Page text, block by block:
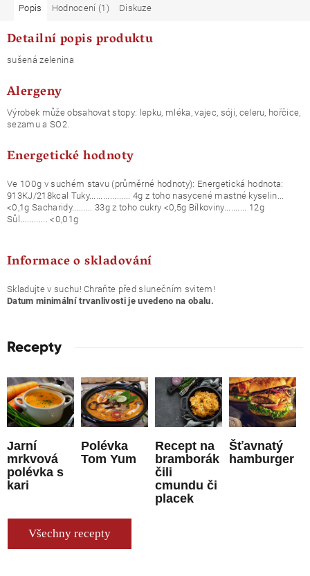
Popis Hodnocení (1) Diskuze
Detailní popis produktu
sušená zelenina
Alergeny
Výrobek může obsahovat stopy: lepku, mléka, vajec, sóji, celeru, hořčice,
sezamu a SO2.
Energetické hodnoty
Ve 100g v suchém stavu (průměrné hodnoty): Energetická hodnota:
913KJ/218kcal Tuky.................. 4g z toho nasycené mastné kyselin...
<0,1g Sacharidy......... 33g z toho cukry <0,5g Bílkoviny.......... 12g
Sůl............ <0,01g
Informace o skladování
Skladujte v suchu! Chraňte před slunečním svitem!
Datum minimální trvanlivosti je uvedeno na obalu.
Recepty
Jarní
mrkvová
polévka s
kari
Polévka
Tom Yum
Recept na
bramborák
čili
cmundu či
placek
Šťavnatý
hamburger
Všechny recepty